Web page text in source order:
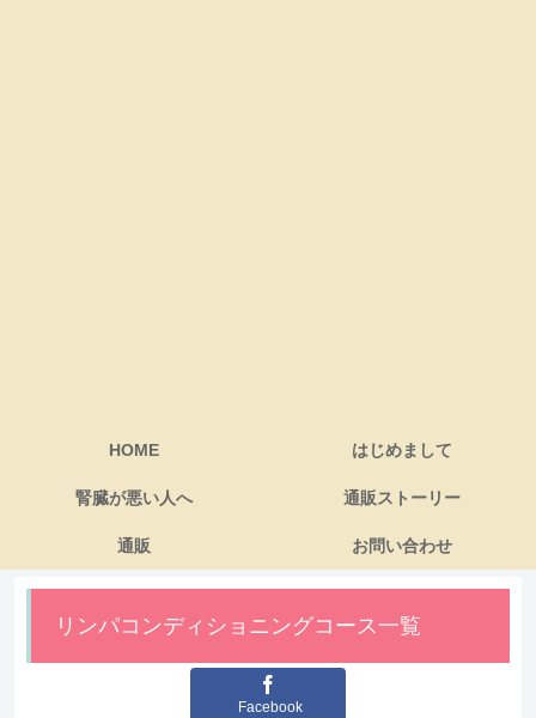
HOME はじめまして
腎臓が悪い人へ 通販ストーリー
通販 お問い合わせ
リンパコンディショニングコース一覧
Facebook